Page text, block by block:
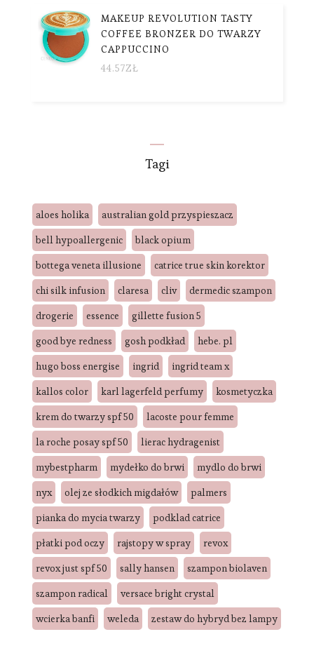
MAKEUP REVOLUTION TASTY
COFFEE BRONZER DO TWARZY
CAPPUCCINO
44.57ZŁ
Tagi
aloes holika
australian gold przyspieszacz
bell hypoallergenic
black opium
bottega veneta illusione
catrice true skin korektor
chi silk infusion
claresa cliv
dermedic szampon
drogerie
essence
gillette fusion 5
good bye redness
gosh podkład
hebe. pl
hugo boss energise
ingrid
ingrid team x
kallos color
karl lagerfeld perfumy
kosmetyczka
krem do twarzy spf 50
lacoste pour femme
la roche posay spf 50
lierac hydragenist
mybestpharm
mydełko do brwi
mydlo do brwi
nyx
olej ze słodkich migdałów
palmers
pianka do mycia twarzy
podklad catrice
płatki pod oczy
rajstopy w spray
revox
revox just spf 50
sally hansen
szampon biolaven
szampon radical
versace bright crystal
wcierka banfi
weleda zestaw do hybryd bez lampy